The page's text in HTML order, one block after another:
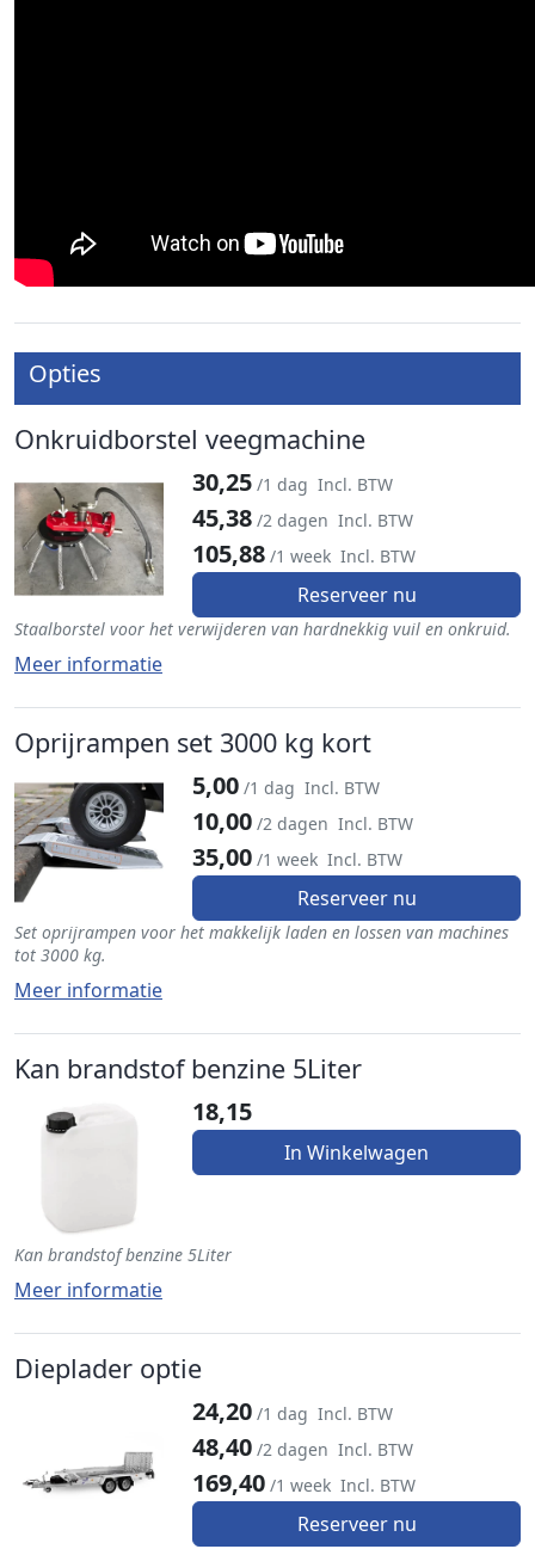
Opties
Onkruidborstel veegmachine
30,25 /1 dag Incl. BTW
45,38 /2 dagen Incl. BTW
105,88 /1 week Incl. BTW
Reserveer nu
Staalborstel voor het verwijderen van hardnekkig vuil en onkruid.
Meer informatie
Oprijrampen set 3000 kg kort
5,00 /1 dag Incl. BTW
10,00 /2 dagen Incl. BTW
35,00 /1 week Incl. BTW
Reserveer nu
Set oprijrampen voor het makkelijk laden en lossen van machines
tot 3000 kg.
Meer informatie
Kan brandstof benzine 5Liter
18,15
In Winkelwagen
Kan brandstof benzine 5Liter
Meer informatie
Dieplader optie
24,20 /1 dag Incl. BTW
48,40 /2 dagen Incl. BTW
169,40 /1 week Incl. BTW
Reserveer nu